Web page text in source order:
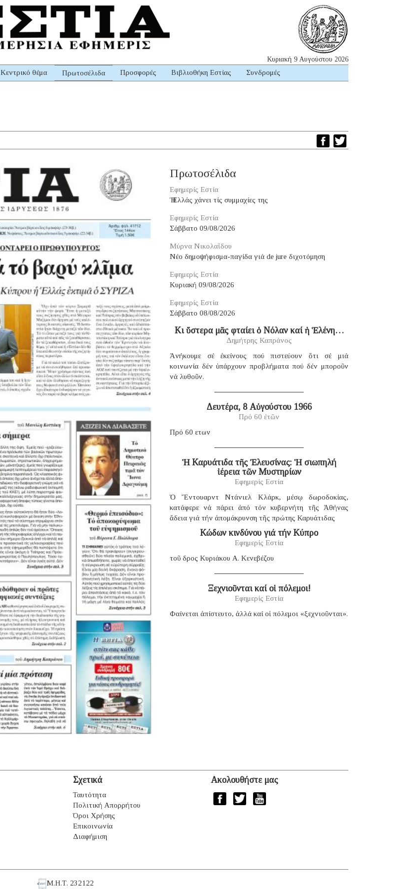
Κυριακή 9 Αυγούστου 2026
Κεντρικό θέμα Πρωτοσέλιδα Προσφορές Βιβλιοθήκη Εστίας Συνδρομές
Πρωτοσέλιδα
Εφημερίς Εστία
Ἡ Ἑλλάς χάνει τίς συμμαχίες της
Εφημερίς Εστία
Σάββατο 09/08/2026
Μύρνα Νικολαΐδου
Νέο δημοψήφισμα-παγίδα γιά de jure διχοτόμηση
Εφημερίς Εστία
Κυριακή 09/08/2026
Εφημερίς Εστία
Σάββατο 08/08/2026
Κι ὕστερα μᾶς φταίει ὁ Νόλαν καί ἡ Ἑλένη…
Δημήτρης Καπράνος
Ἀνήκουμε σέ ἐκείνους πού πιστεύουν ὅτι σέ μιά
κοινωνία δέν ὑπάρχουν προβλήματα πού δέν μποροῦν
νά λυθοῦν.
Δευτέρα, 8 Αὐγούστου 1966
Πρό 60 ἐτῶν
Πρό 60 ετων
Ἡ Καρυάτιδα τῆς Ἐλευσίνας: Ἡ σιωπηλή
ἱέρεια τῶν Μυστηρίων
Εφημερίς Εστία
Ὁ Ἔντουαρντ Ντάνιελ Κλάρκ, μέσῳ δωροδοκίας,
κατάφερε νά πάρει ἀπό τόν κυβερνήτη τῆς Ἀθήνας
ἄδεια γιά τήν ἀπομάκρυνση τῆς πρώτης Καρυάτιδας
Κώδων κινδύνου γιά τήν Κύπρο
Εφημερίς Εστία
τοῦ δρος Κυριάκου Α. Κενεβέζου
Ξεχνιοῦνται καί οἱ πόλεμοι!
Εφημερίς Εστία
Φαίνεται ἀπίστευτο, ἀλλά καί οἱ πόλεμοι «ξεχνιοῦνται».
Σχετικά
Ταυτότητα
Πολιτική Απορρήτου
Όροι Χρήσης
Επικοινωνία
Διαφήμιση
Ακολουθήστε μας
Μ.Η.Τ. 232122